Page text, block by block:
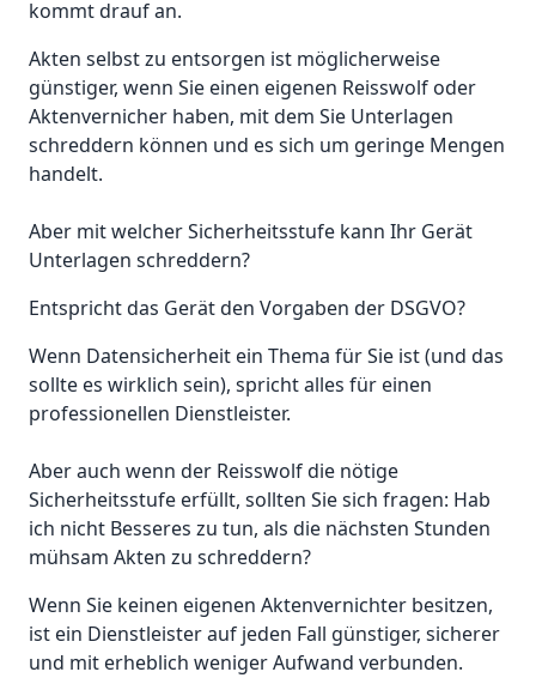
kommt drauf an.
Akten selbst zu entsorgen ist möglicherweise
günstiger, wenn Sie einen eigenen Reisswolf oder
Aktenvernicher haben, mit dem Sie Unterlagen
schreddern können und es sich um geringe Mengen
handelt.
Aber mit welcher Sicherheitsstufe kann Ihr Gerät
Unterlagen schreddern?
Entspricht das Gerät den Vorgaben der DSGVO?
Wenn Datensicherheit ein Thema für Sie ist (und das
sollte es wirklich sein), spricht alles für einen
professionellen Dienstleister.
Aber auch wenn der Reisswolf die nötige
Sicherheitsstufe erfüllt, sollten Sie sich fragen: Hab
ich nicht Besseres zu tun, als die nächsten Stunden
mühsam Akten zu schreddern?
Wenn Sie keinen eigenen Aktenvernichter besitzen,
ist ein Dienstleister auf jeden Fall günstiger, sicherer
und mit erheblich weniger Aufwand verbunden.